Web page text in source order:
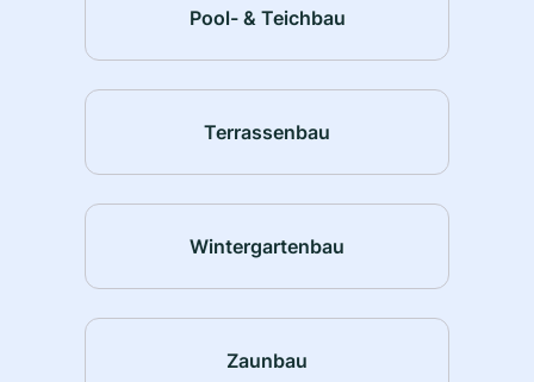
Pool- & Teichbau
Terrassenbau
Wintergartenbau
Zaunbau